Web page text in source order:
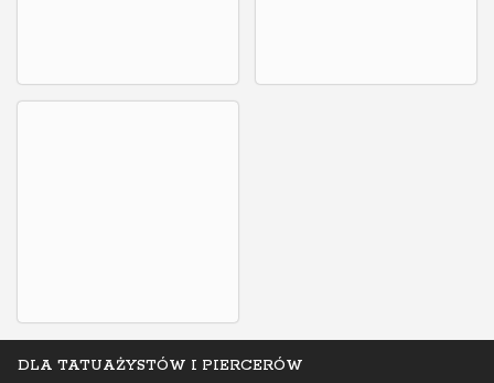
DLA TATUAŻYSTÓW I PIERCERÓW